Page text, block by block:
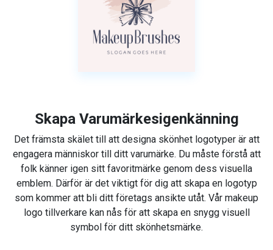
Skapa Varumärkesigenkänning
Det främsta skälet till att designa skönhet logotyper är att
engagera människor till ditt varumärke. Du måste förstå att
folk känner igen sitt favoritmärke genom dess visuella
emblem. Därför är det viktigt för dig att skapa en logotyp
som kommer att bli ditt företags ansikte utåt. Vår makeup
logo tillverkare kan nås för att skapa en snygg visuell
symbol för ditt skönhetsmärke.